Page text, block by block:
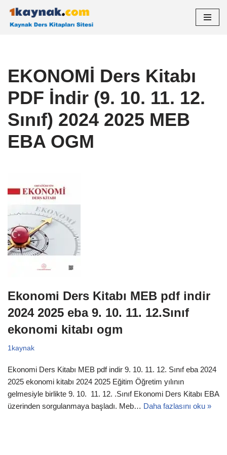
İçeriğe
EKONOMİ Ders Kitabı
PDF İndir (9. 10. 11. 12.
Sınıf) 2024 2025 MEB
EBA OGM
Ekonomi Ders Kitabı MEB pdf indir
2024 2025 eba 9. 10. 11. 12.Sınıf
ekonomi kitabı ogm
1kaynak
Ekonomi Ders Kitabı MEB pdf indir 9. 10. 11. 12. Sınıf eba 2024
2025 ekonomi kitabı 2024 2025 Eğitim Öğretim yılının
gelmesiyle birlikte 9. 10. 11. 12. .Sınıf Ekonomi Ders Kitabı EBA
üzerinden sorgulanmaya başladı. Meb… Daha fazlasını oku »